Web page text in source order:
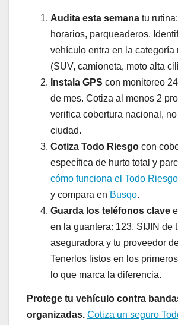
Audita esta semana tu
horarios, parqueaderos.
vehículo entra en la categoría
(SUV, camioneta, moto alta
Instala GPS con monitoreo
de mes. Cotiza al menos 2
verifica cobertura nacional,
ciudad.
Cotiza Todo Riesgo con
específica de hurto total y
cómo funciona el Todo
y compara en Busqo.
Guarda los teléfonos clave
en la guantera: 123, SIJIN de
aseguradora y tu proveedor
Tenerlos listos en los
lo que marca la diferencia.
Protege tu vehículo contra
organizadas. Cotiza un seguro